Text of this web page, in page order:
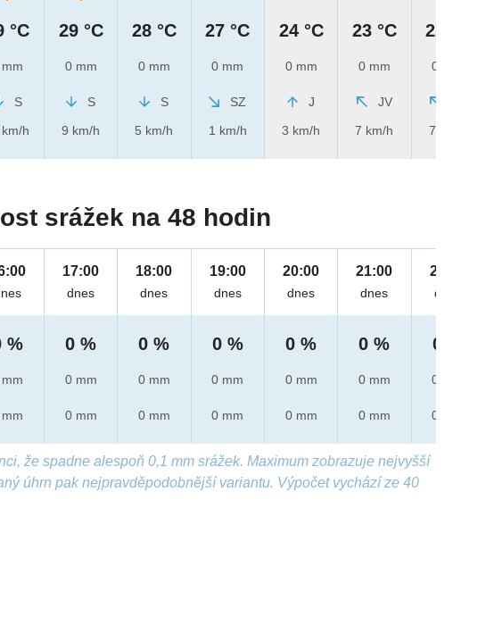
°C
S
km/h
29 °C
0 mm
S
9 km/h
28 °C
0 mm
S
5 km/h
27 °C
0 mm
SZ
1 km/h
24 °C
0 mm
J
3 km/h
23 °C
0 mm
JV
7 km/h
22 °C
0 mm
7 km/h
srážek na 48 hodin
%
17:00
dnes
0 %
0 mm
0 mm
18:00
dnes
0 %
0 mm
0 mm
19:00
dnes
0 %
0 mm
0 mm
20:00
dnes
0 %
0 mm
0 mm
21:00
dnes
0 %
0 mm
0 mm
22:00
dnes
0 %
0 mm
0 mm
že spadne alespoň 0,1 mm srážek. Maximum zobrazuje nejvyšší
úhrn pak nejpravděpodobnější variantu. Výpočet vychází ze 40